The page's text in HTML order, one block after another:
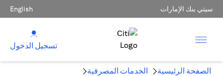
سيتي بنك الإمارات English
تسجيل الدخول
الصفحة الرئيسية
الخدمات المصرفية